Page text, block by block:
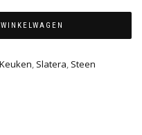
Keuken, Slatera, Steen